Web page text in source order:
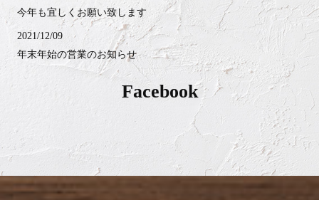
今年も宜しくお願い致します
2021/12/09
年末年始の営業のお知らせ
クリスマスDMカードクイズ
夏季休暇のお知らせ
ューアルしました。
Facebook